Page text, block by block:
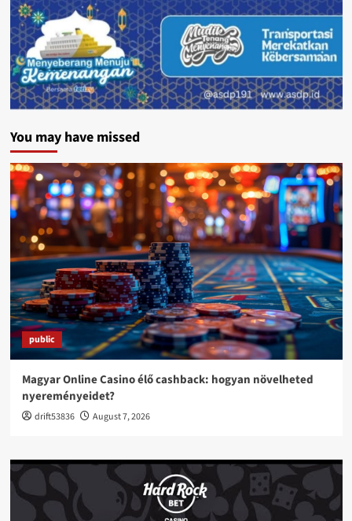
You may have missed
public
Magyar Online Casino élő cashback: hogyan növelheted
nyereményeidet?
drift53836 August 7, 2026